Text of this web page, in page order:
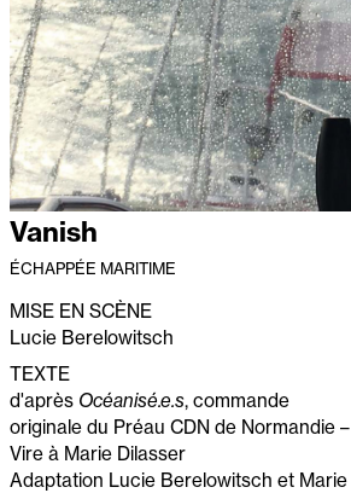
Vanish
ÉCHAPPÉE MARITIME
MISE EN SCÈNE
Lucie Berelowitsch
TEXTE
d'après Océanisé.e.s, commande
originale du Préau CDN de Normandie –
Vire à Marie Dilasser
Adaptation Lucie Berelowitsch et Marie